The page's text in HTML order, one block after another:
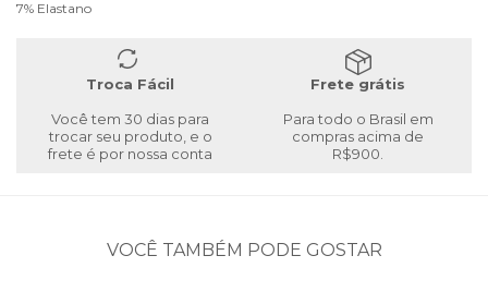
7% Elastano
Troca Fácil
Você tem 30 dias para
trocar seu produto, e o
frete é por nossa conta
Frete grátis
Para todo o Brasil em
compras acima de
R$900.
VOCÊ TAMBÉM PODE GOSTAR